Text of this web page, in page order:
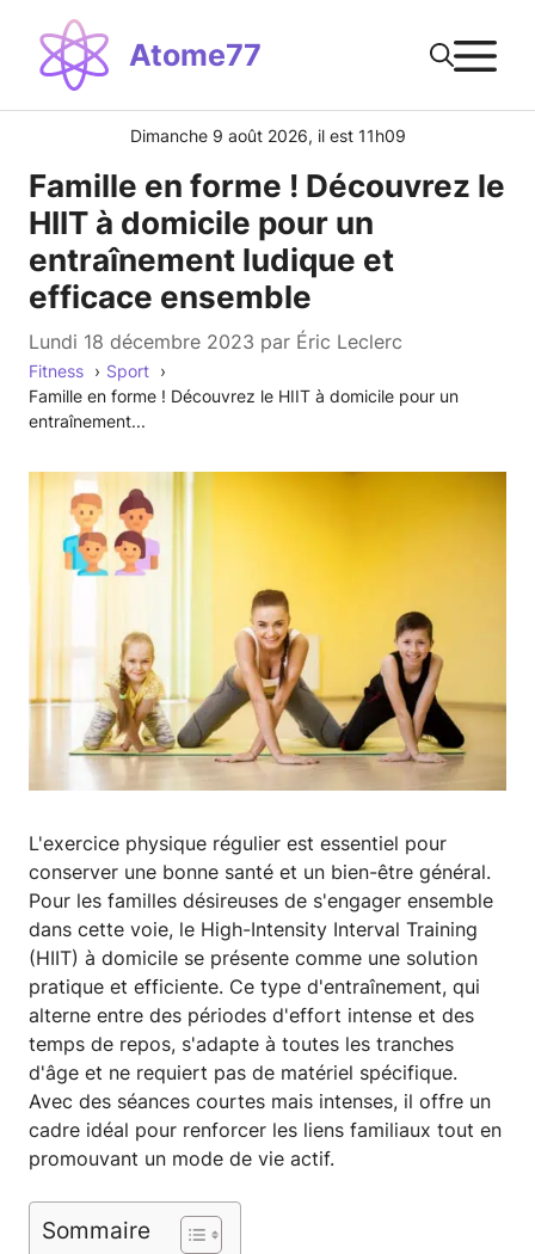
contenu
Atome77
Dimanche 9 août 2026, il est 11h09
Famille en forme ! Découvrez le
HIIT à domicile pour un
entraînement ludique et
efficace ensemble
lundi 18 décembre 2023 par Éric Leclerc
Fitness
Sport
Famille en forme ! Découvrez le HIIT à domicile pour un
entraînement...
L'exercice physique régulier est essentiel pour
conserver une bonne santé et un bien-être général.
Pour les familles désireuses de s'engager ensemble
dans cette voie, le High-Intensity Interval Training
(HIIT) à domicile se présente comme une solution
pratique et efficiente. Ce type d'entraînement, qui
alterne entre des périodes d'effort intense et des
temps de repos, s'adapte à toutes les tranches
d'âge et ne requiert pas de matériel spécifique.
Avec des séances courtes mais intenses, il offre un
cadre idéal pour renforcer les liens familiaux tout en
promouvant un mode de vie actif.
Sommaire